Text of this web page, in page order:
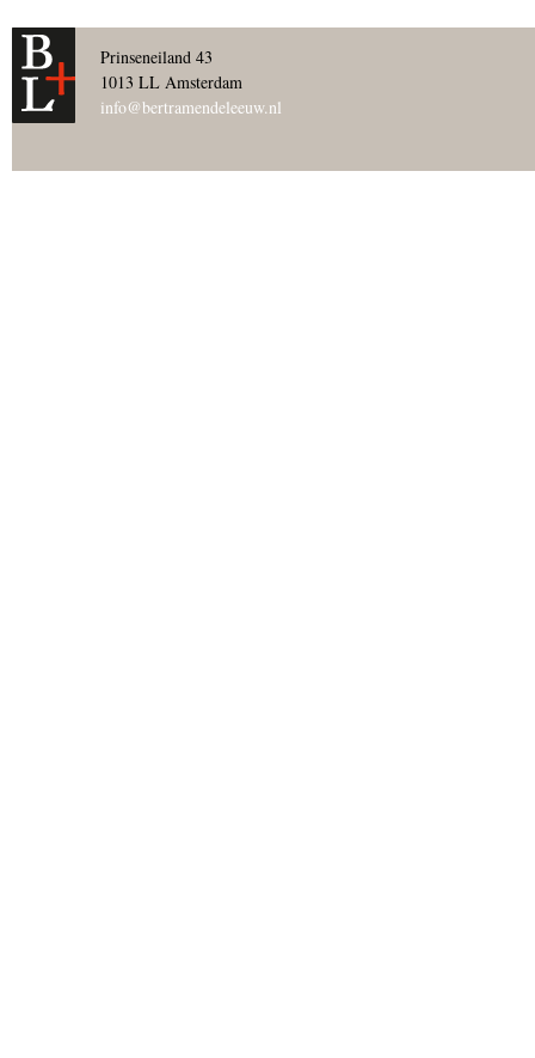
Prinseneiland 43
1013 LL Amsterdam
info@bertramendeleeuw.nl